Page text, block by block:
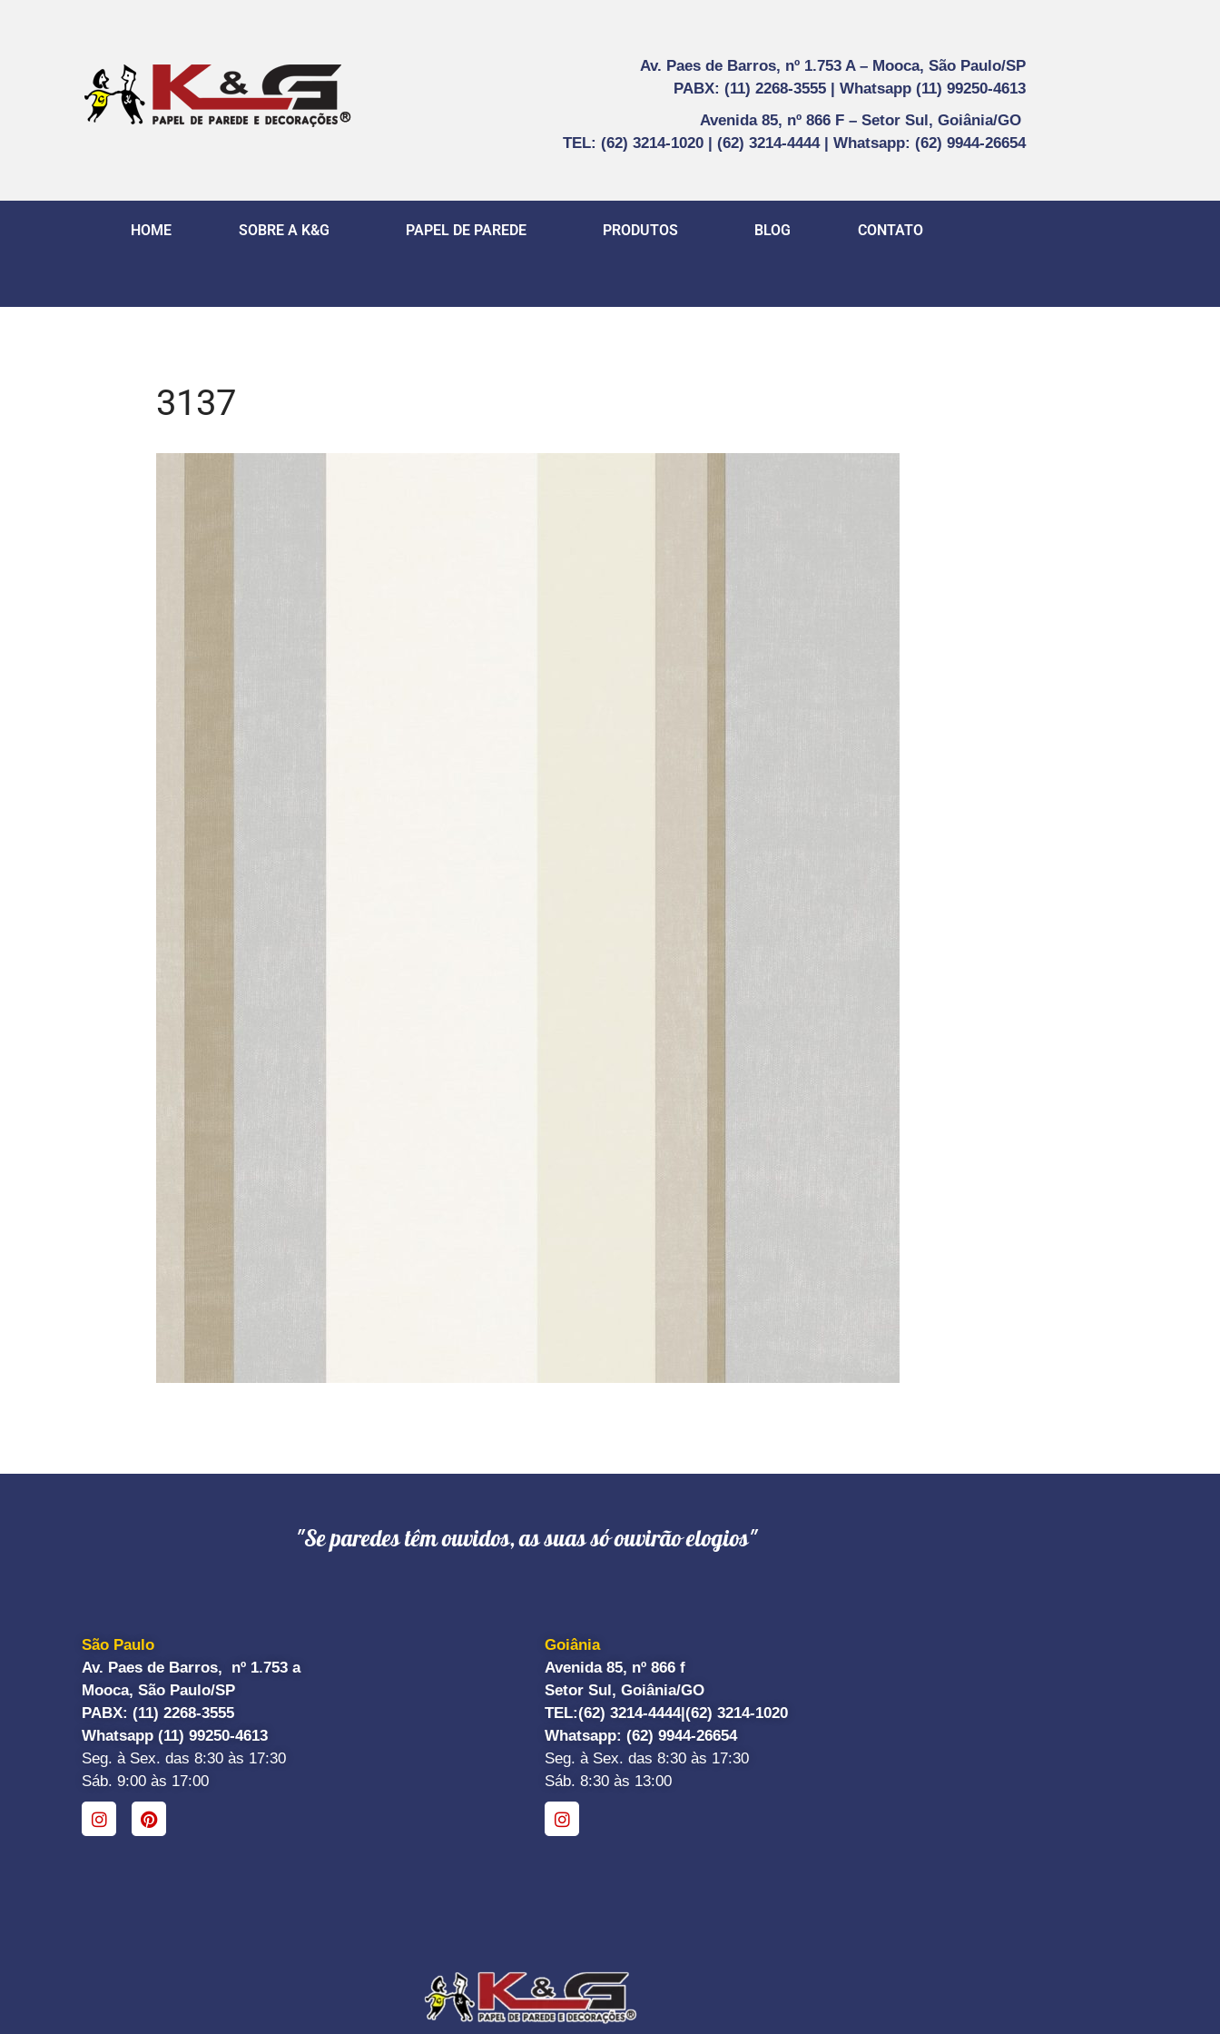
Av. Paes de Barros, nº 1.753 A – Mooca, São Paulo/SP
PABX: (11) 2268-3555 | Whatsapp (11) 99250-4613
Avenida 85, nº 866 F – Setor Sul, Goiânia/GO
TEL: (62) 3214-1020 | (62) 3214-4444 | Whatsapp: (62) 9944-26654
HOME SOBRE A K&G PAPEL DE PAREDE PRODUTOS BLOG CONTATO
3137
"Se paredes têm ouvidos, as suas só ouvirão elogios"
São Paulo
Av. Paes de Barros, nº 1.753 a
Mooca, São Paulo/SP
PABX: (11) 2268-3555
Whatsapp (11) 99250-4613
Seg. à Sex. das 8:30 às 17:30
Sáb. 9:00 às 17:00
Goiânia
Avenida 85, nº 866 f
Setor Sul, Goiânia/GO
TEL:(62) 3214-4444| (62) 3214-1020
Whatsapp: (62) 9944-26654
Seg. à Sex. das 8:30 às 17:30
Sáb. 8:30 às 13:00